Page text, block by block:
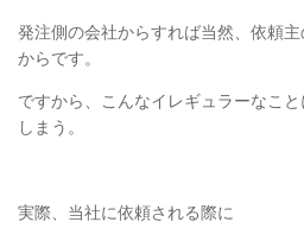
発注側の会社からすれば当然、依頼
からです。
ですから、こんなイレギュラーなこ
しまう。
実際、当社に依頼される際に